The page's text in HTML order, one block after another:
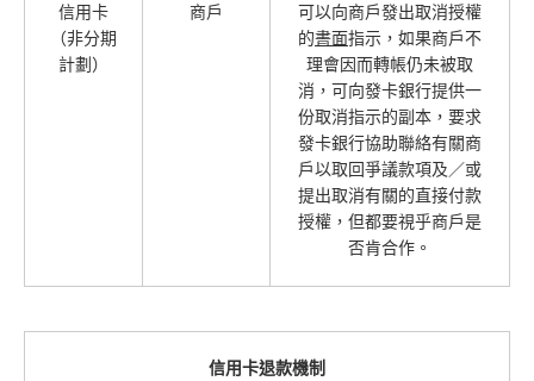
信用卡
（非分期
計劃）
商戶
可以向商戶發出取消授權
的書面指示，如果商戶不
理會因而轉帳仍未被取
消，可向發卡銀行提供一
份取消指示的副本，要求
發卡銀行協助聯絡有關商
戶以取回爭議款項及／或
提出取消有關的直接付款
授權，但都要視乎商戶是
否肯合作。
信用卡退款機制